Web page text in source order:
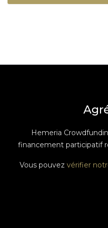
Hemeria
financement participatif
Vous pouvez vérifier